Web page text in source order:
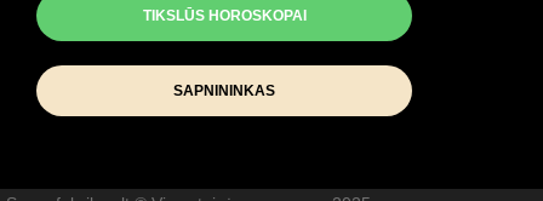
TIKSLŪS HOROSKOPAI
SAPNININKAS